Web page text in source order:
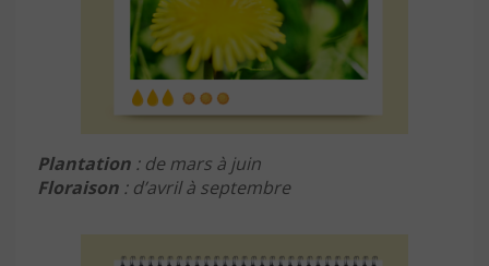
Plantation : de mars à juin
Floraison : d’avril à septembre